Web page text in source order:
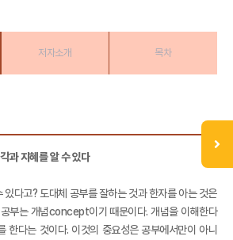
저자소개 목차
과 지혜를 알 수 있다
있다고? 도대체 공부를 잘하는 것과 한자를 아는 것은
부는 개념concept이기 때문이다. 개념을 이해한다
한다는 것이다. 이것의 중요성은 공부에서만이 아니